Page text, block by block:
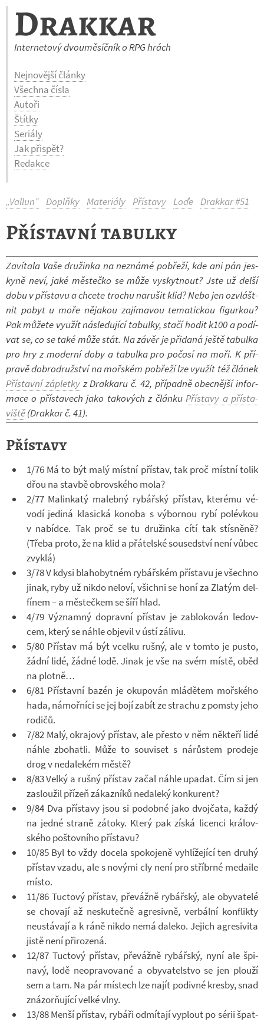
Drakkar
Internetový dvouměsíčník o RPG hrách
Nejnovější články
Všechna čísla
Autoři
Štítky
Seriály
Jak přispět?
Redakce
„Vallun“ Doplňky Materiály Přístavy Loďe Drakkar #51
Přístavní tabulky
Za­ví­tala Vaše dru­žinka na ne­známé po­břeží, kde ani pán jes­
kyně neví, jaké měs­tečko se může vy­skyt­nout? Jste už delší
dobu v pří­stavu a chcete tro­chu na­ru­šit klid? Nebo jen ozvlášt­
nit pobyt u moře ně­ja­kou za­jí­ma­vou te­ma­tic­kou fi­gur­kou?
Pak mů­žete vy­u­žít ná­sle­du­jící ta­bulky, stačí hodit k100 a po­dí­
vat se, co se také může stát. Na závěr je při­daná ještě ta­bulka
pro hry z mo­derní doby a ta­bulka pro po­časí na moři. K pří­
pravě dob­ro­druž­ství na moř­ském po­břeží lze vy­u­žít též člá­nek
Pří­stavní zá­pletkyz Drak­karu č. 42, pří­padně obec­nější in­for­
mace o pří­sta­vech jako ta­ko­vých z článkuPří­stavy a pří­sta­
viště(Drak­kar č. 41).
Přístavy
1/76 Má to být malý místní pří­stav, tak proč místní tolik
dřou na stavbě ob­rov­ského mola?
2/77 Ma­lin­katý ma­lebný ry­bář­ský pří­stav, kte­rému vé­
vodí je­diná kla­sická ko­noba s vý­bor­nou rybí po­lév­kou
v na­bídce. Tak proč se tu dru­žinka cítí tak stís­něně?
(Třeba proto, že na klid a přá­tel­ské sou­sed­ství není vůbec
zvyklá)
3/78 V kdysi bla­hobyt­ném ry­bář­ském pří­stavu je všechno
jinak, ryby už nikdo ne­loví, všichni se honí za Zla­tým del­
fí­nem – a měs­teč­kem se šíří hlad.
4/79 Vý­znamný do­pravní pří­stav je za­blo­ko­ván le­dov­
cem, který se náhle ob­je­vil v ústí zá­livu.
5/80 Pří­stav má být vcelku rušný, ale v tomto je pusto,
žádní lidé, žádné lodě. Jinak je vše na svém místě, oběd
na plotně…
6/81 Pří­stavní bazén je oku­po­ván mlá­dě­tem moř­ského
hada, ná­moř­níci se jej bojí zabít ze stra­chu z po­msty jeho
ro­dičů.
7/82 Malý, okra­jový pří­stav, ale přesto v něm ně­kteří lidé
náhle zbo­hatli. Může to sou­vi­set s ná­růs­tem pro­deje
drog v ne­da­le­kém městě?
8/83 Velký a rušný pří­stav začal náhle upa­dat. Čím si jen
za­slou­žil pří­zeň zá­kaz­níků ne­da­leký kon­ku­rent?
9/84 Dva pří­stavy jsou si po­dobné jako dvoj­čata, každý
na jedné straně zá­toky. Který pak získá li­cenci krá­lov­
ského poš­tov­ního pří­stavu?
10/85 Byl to vždy do­cela spo­ko­jeně vy­hlí­že­jící ten druhý
pří­stav vzadu, ale s no­vými cly není pro stří­brné me­daile
místo.
11/86 Tuc­tový pří­stav, pře­vážně ry­bář­ský, ale oby­va­telé
se cho­vají až ne­sku­tečně agre­sivně, ver­bální kon­flikty
ne­u­stá­vají a k ráně nikdo nemá da­leko. Je­jich agre­si­vita
jistě není při­ro­zená.
12/87 Tuc­tový pří­stav, pře­vážně ry­bář­ský, nyní ale špi­
navý, lodě ne­o­pra­vo­vané a oby­va­tel­stvo se jen plouží
sem a tam. Na pár mís­tech lze najít po­divné kresby, snad
zná­zor­ňu­jící velké vlny.
13/88 Menší pří­stav, ry­báři od­mí­tají vy­plout po sérii špat­